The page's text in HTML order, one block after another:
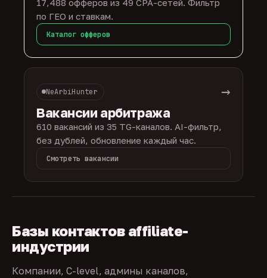
17,488 офферов из 49 CPA-сетей. Фильтр
по ГЕО и ставкам.
Каталог офферов
NeArbiHunter →
Вакансии арбитража
610 вакансий из 35 TG-каналов. AI-фильтр,
без дублей, обновление каждый час.
Смотреть вакансии
Базы контактов affiliate-
индустрии
Компании, C-level, админы каналов,